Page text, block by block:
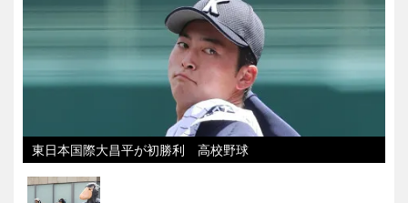
東日本国際大昌平が初勝利 高校野球